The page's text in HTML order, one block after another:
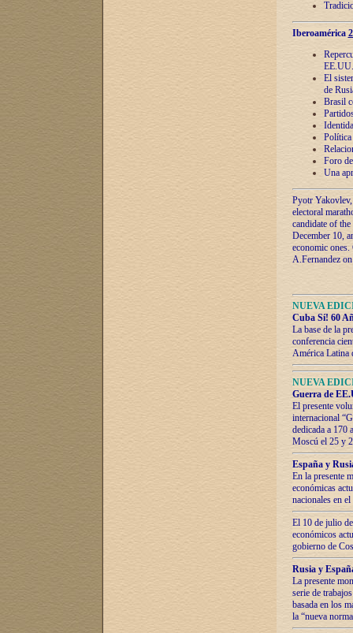
Iberoamérica
EE.UU.
El
de
Brasil
Política
Foro
Una
Pyotr
electoral
candidate of
December 10,
economic
A.Fernandez
NUEVA
Cuba Sí! 60
La base de la
conferencia
América Latina
NUEVA
Guerra de
El presente
internacional
dedicada a 170
Moscú el 25 y
España y
En la presente
económicas
nacionales en
El 10 de julio
económicos
gobierno de
Rusia y
La presente
serie de
basada en los
la “nueva